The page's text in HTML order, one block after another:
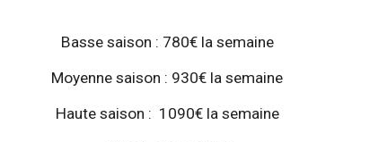
Basse saison : 780€ la semaine
Moyenne saison : 930€ la semaine
Haute saison : 1090€ la semaine